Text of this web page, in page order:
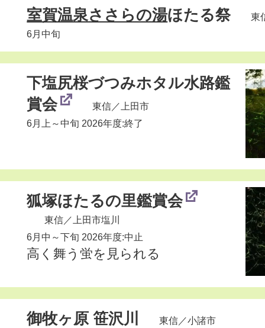
室賀温泉ささらの湯ほたる祭
東
6月中旬
下塩尻桜づつみホタル水路鑑
賞会
東信 ／上田市
6月上～中旬 2026年度:終了
狐塚ほたるの里鑑賞会
東信 ／上田市塩川
6月中～下旬 2026年度:中止
高く舞う蛍を見られる
御牧ヶ原 笹沢川 東信 ／小諸市